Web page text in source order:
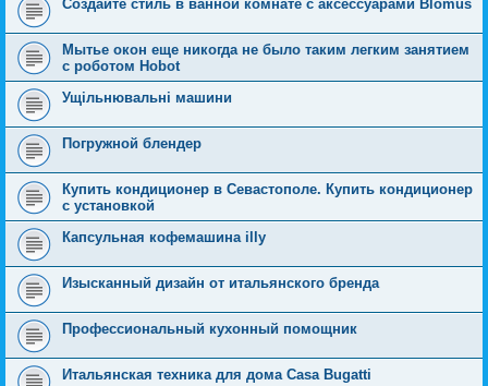
Создайте стиль в ванной комнате с аксессуарами Blomus
Мытье окон еще никогда не было таким легким занятием
с роботом Hobot
Ущільнювальні машини
Погружной блендер
Купить кондиционер в Севастополе. Купить кондиционер
с установкой
Капсульная кофемашина illy
Изысканный дизайн от итальянского бренда
Профессиональный кухонный помощник
Итальянская техника для дома Casa Bugatti